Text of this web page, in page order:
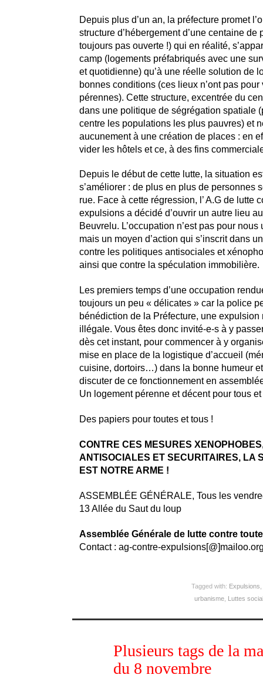
Depuis plus d’un an, la préfecture promet
structure d’hébergement d’une centaine de
toujours pas ouverte !) qui en réalité,
camp (logements préfabriqués avec une
et quotidienne) qu’à une réelle solution de
bonnes conditions (ces lieux n’ont pas pour
pérennes). Cette structure, excentrée du
dans une politique de ségrégation spatiale
centre les populations les plus pauvres) et
aucunement à une création de places : en
vider les hôtels et ce, à des fins
Depuis le début de cette lutte, la situation
s’améliorer : de plus en plus de personnes
rue. Face à cette régression, l’ A.G de lutte
expulsions a décidé d’ouvrir un autre lieu
Beuvrelu. L’occupation n’est pas pour nous
mais un moyen d’action qui s’inscrit dans
contre les politiques antisociales et
ainsi que contre la spéculation immobilière.
Les premiers temps d’une occupation
toujours un peu « délicates » car la police
bénédiction de la Préfecture, une expulsion
illégale. Vous êtes donc invité-e-s à y
dès cet instant, pour commencer à y
mise en place de la logistique d’accueil
cuisine, dortoirs…) dans la bonne humeur
discuter de ce fonctionnement en
Un logement pérenne et décent pour tous et
Des papiers pour toutes et tous !
CONTRE CES MESURES
ANTISOCIALES ET SECURITAIRES, LA
EST NOTRE ARME !
ASSEMBLÉE GÉNÉRALE, Tous les
13 Allée du Saut du loup
Assemblée Générale de lutte contre
Contact : ag-contre-
Tagged with: Expulsions
urbanisme, Luttes
Plusieurs tags de la
du 8 novembre